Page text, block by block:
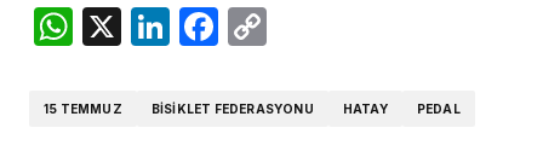
WhatsApp
X LinkedIn
Facebook
15 TEMMUZ BISIKLET FEDERASYONU HATAY PEDAL